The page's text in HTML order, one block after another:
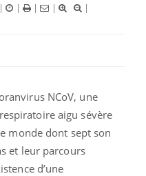
| | | |
|
NCoV, une
aigu sévère
monde dont sept son
et leur parcours
d’une